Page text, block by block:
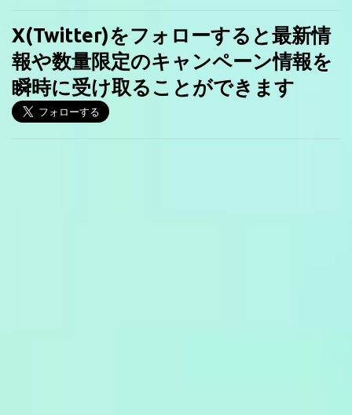
X(Twitter)をフォローすると最新情
報や数量限定のキャンペーン情報を
瞬時に受け取ることができます